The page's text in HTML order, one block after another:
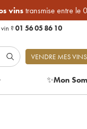
vinstransmise entre le
?01 56 05 86 10
VENDRE MES VINS
✨Mon